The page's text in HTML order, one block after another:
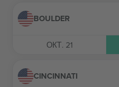
BOULDER
ОКТ. 21
CINCINNATI